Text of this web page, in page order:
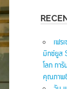
เฟร
มิกซ์ยูส
โลก กา
คุณภาพชี